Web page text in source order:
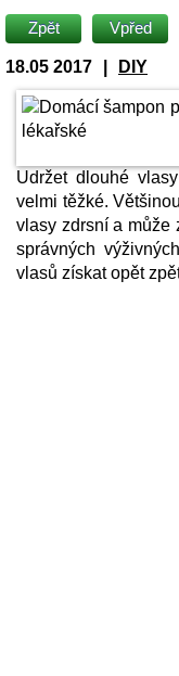
Zpět Vpřed
18.05 2017 DIY
Udržet dlouhé
velmi těžké.
vlasy zdrsní a může
správných
vlasů získat opět